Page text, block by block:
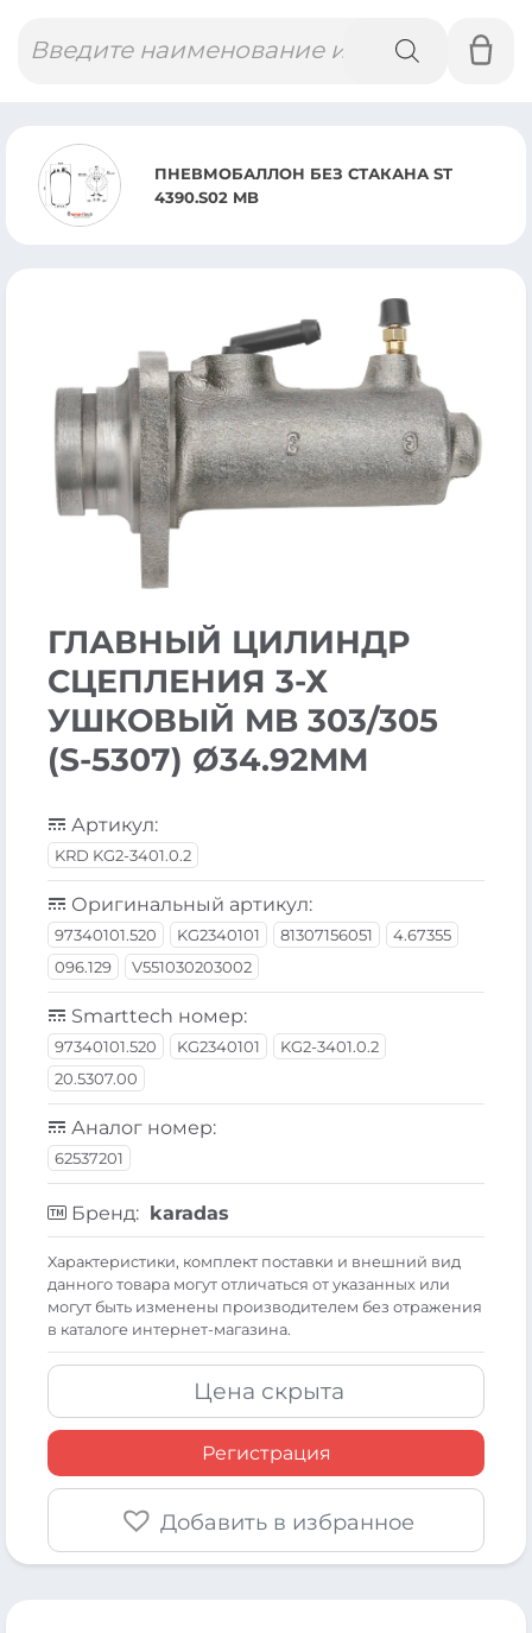
товаров
ПНЕВМОБАЛЛОН БЕЗ СТАКАНА ST
4390.S02 MB
ГЛАВНЫЙ ЦИЛИНДР
СЦЕПЛЕНИЯ 3-Х
УШКОВЫЙ MB 303/305
(S-5307) Ø34.92MM
Артикул:
KRD KG2-3401.0.2
Оригинальный артикул:
97340101.520 KG2340101 81307156051
4.67355
096.129
V551030203002
Smarttech номер:
97340101.520 KG2340101
KG2-3401.0.2
20.5307.00
Аналог номер:
62537201
Бренд: karadas
Xарактеристики, комплект поставки и внешний вид
данного товара могут отличаться от указанных или
могут быть изменены производителем без отражения
в каталоге интернет-магазина.
Цена скрыта
Регистрация
Добавить в избранное